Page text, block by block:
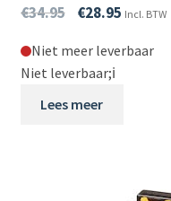
€34.95 €28.95 Incl. BTW
Niet meer leverbaar
Niet leverbaar;ℹ️
Lees meer